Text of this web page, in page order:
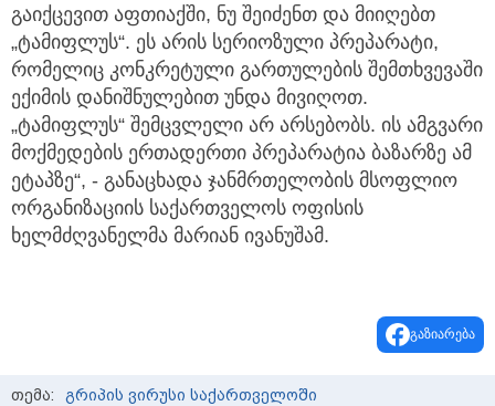
გაიქცევით აფთიაქში, ნუ შეიძენთ და მიიღებთ
„ტამიფლუს“. ეს არის სერიოზული პრეპარატი,
რომელიც კონკრეტული გართულების შემთხვევაში
ექიმის დანიშნულებით უნდა მივიღოთ.
„ტამიფლუს“ შემცვლელი არ არსებობს. ის ამგვარი
მოქმედების ერთადერთი პრეპარატია ბაზარზე ამ
ეტაპზე“, - განაცხადა ჯანმრთელობის მსოფლიო
ორგანიზაციის საქართველოს ოფისის
ხელმძღვანელმა მარიან ივანუშამ.
გაზიარება
თემა: გრიპის ვირუსი საქართველოში